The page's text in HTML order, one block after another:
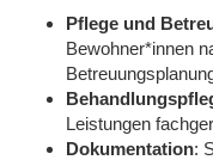
Pflege und
Bewohner*innen
Leistungen
Dokumentation: